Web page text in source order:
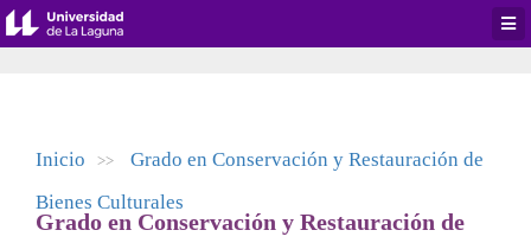
Inicio >>
Grado en Conservación y Restauración de
Bienes Culturales
Grado en Conservación y Restauración de